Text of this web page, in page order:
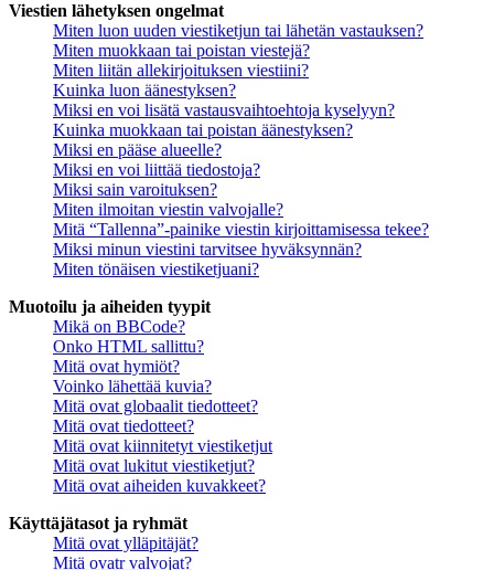
Viestien lähetyksen ongelmat
Miten luon uuden viestiketjun tai lähetän vastauksen?
Miten muokkaan tai poistan viestejä?
Miten liitän allekirjoituksen viestiini?
Kuinka luon äänestyksen?
Miksi en voi lisätä vastausvaihtoehtoja kyselyyn?
Kuinka muokkaan tai poistan äänestyksen?
Miksi en pääse alueelle?
Miksi en voi liittää tiedostoja?
Miksi sain varoituksen?
Miten ilmoitan viestin valvojalle?
Mitä “Tallenna”-painike viestin kirjoittamisessa tekee?
Miksi minun viestini tarvitsee hyväksynnän?
Miten tönäisen viestiketjuani?
Muotoilu ja aiheiden tyypit
Mikä on BBCode?
Onko HTML sallittu?
Mitä ovat hymiöt?
Voinko lähettää kuvia?
Mitä ovat globaalit tiedotteet?
Mitä ovat tiedotteet?
Mitä ovat kiinnitetyt viestiketjut
Mitä ovat lukitut viestiketjut?
Mitä ovat aiheiden kuvakkeet?
Käyttäjätasot ja ryhmät
Mitä ovat ylläpitäjät?
Mitä ovatr valvojat?